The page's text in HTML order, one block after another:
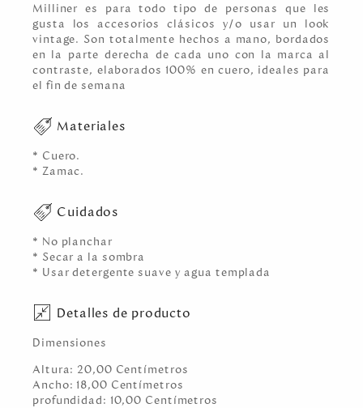
Milliner es para todo tipo de personas que les
gusta los accesorios clásicos y/o usar un look
vintage. Son totalmente hechos a mano, bordados
en la parte derecha de cada uno con la marca al
contraste, elaborados 100% en cuero, ideales para
el fin de semana
Materiales
* Cuero.
* Zamac.
Cuidados
* No planchar
* Secar a la sombra
* Usar detergente suave y agua templada
Detalles de producto
Dimensiones
Altura: 20,00 Centímetros
Ancho: 18,00 Centímetros
profundidad: 10,00 Centímetros